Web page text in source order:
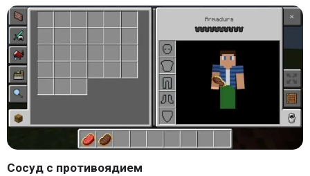
Сосуд с противоядием